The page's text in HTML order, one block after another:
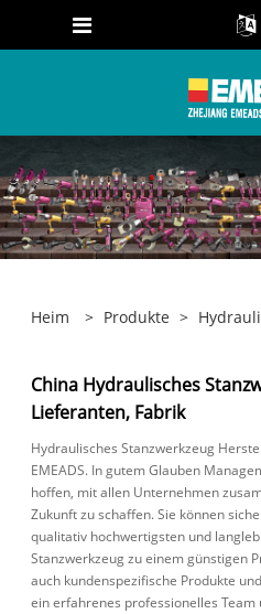
Heim > Produkte >
China Hydraulisches
Lieferanten, Fabrik
Hydraulisches Stanzwerkzeug
EMEADS. In gutem Glauben
hoffen, mit allen Unternehmen
Zukunft zu schaffen. Sie können
qualitativ hochwertigsten und
Stanzwerkzeug zu einem günstigen
auch kundenspezifische Produkte
ein erfahrenes professionelles